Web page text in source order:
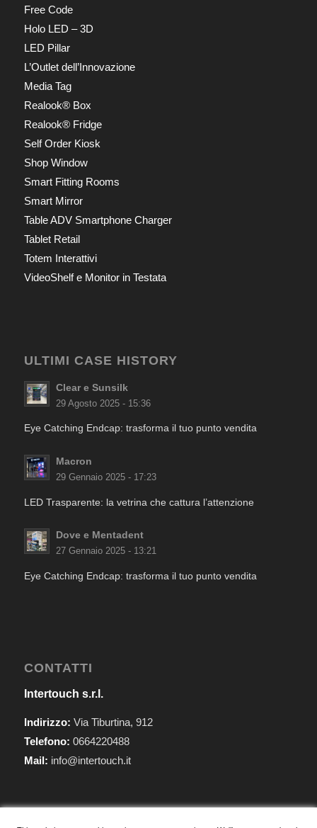
Free Code
Holo LED – 3D
LED Pillar
L’Outlet dell’Innovazione
Media Tag
Realook® Box
Realook® Fridge
Self Order Kiosk
Shop Window
Smart Fitting Rooms
Smart Mirror
Table ADV Smartphone Charger
Tablet Retail
Totem Interattivi
VideoShelf e Monitor in Testata
ULTIMI CASE HISTORY
Clear e Sunsilk
29 Agosto 2025 - 15:36
Eye Catching Endcap: trasforma il tuo punto vendita
Macron
29 Gennaio 2025 - 17:23
LED Trasparente: la vetrina che cattura l’attenzione
Dove e Mentadent
27 Gennaio 2025 - 13:21
Eye Catching Endcap: trasforma il tuo punto vendita
CONTATTI
Intertouch s.r.l.
Indirizzo: Via Tiburtina, 912
Telefono: 0664220488
Mail: info@intertouch.it